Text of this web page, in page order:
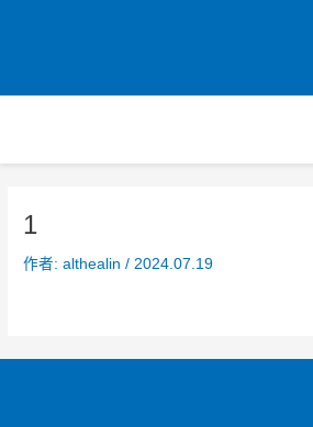
1
作者:althealin/ 2024.07.19